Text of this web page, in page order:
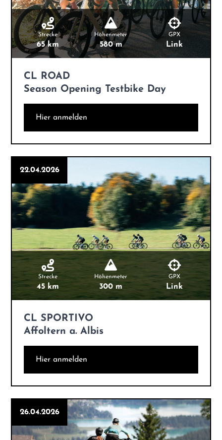
Strecke
65 km
Höhenmeter
580 m
GPX
Link
CL ROAD
Season Opening Testbike Day
Hier anmelden
22.04.2026
Strecke
45 km
Höhenmeter
300 m
GPX
Link
CL SPORTIVO
Affoltern a. Albis
Hier anmelden
26.04.2026